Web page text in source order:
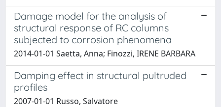
Damage model for the analysis of
structural response of RC columns
subjected to corrosion phenomena
2014-01-01 Saetta, Anna; Finozzi, IRENE BARBARA
Damping effect in structural pultruded
profiles
2007-01-01 Russo, Salvatore